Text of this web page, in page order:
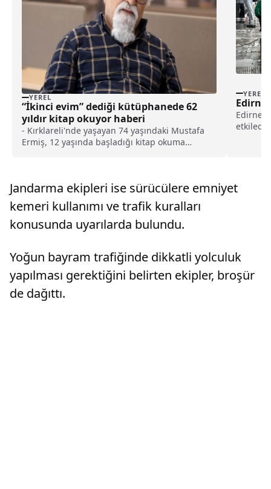
YEREL
“İkinci evim” dediği kütüphanede 62
yıldır kitap okuyor haberi
- Kırklareli'nde yaşayan 74 yaşındaki Mustafa
Ermiş, 12 yaşında başladığı kitap okuma
ansiklopedidir. Çok sayfalı ansiklopediler
kahvehanede oturmaz, herhangi bir şekilde
vaktini orada geçirmez. Mutlaka daha gelişsin,
daha iyi bir şeyler olsun, insana, topluma
sevgiyle beraber bilgi katayım diye çalışır"
YEREL
etkiledi.
Jandarma ekipleri ise sürücülere emniyet
kemeri kullanımı ve trafik kuralları
konusunda uyarılarda bulundu.
Yoğun bayram trafiğinde dikkatli yolculuk
yapılması gerektiğini belirten ekipler, broşür
de dağıttı.